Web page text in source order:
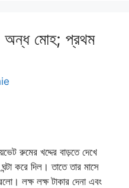
মোহ; প্রথম
খদ্দের বাড়তে দেখে
করে দিল। তাতে তার মাসে
লক্ষ লক্ষ টাকার দেনা এবং